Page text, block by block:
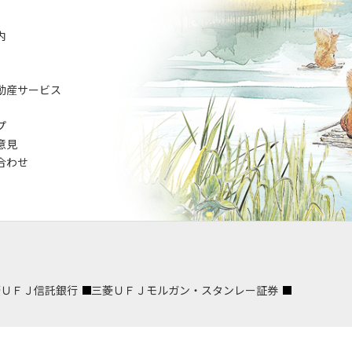
産サービス
見
わせ
ＦＪ信託銀行 三菱ＵＦＪモルガン・スタンレー証券